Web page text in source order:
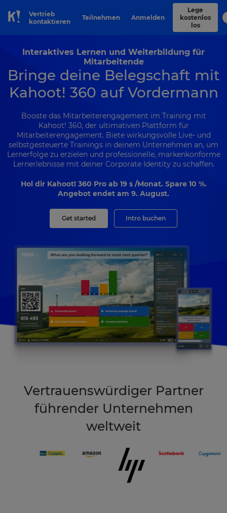
Skip to Page content
Vertrieb
kontaktieren
Teilnehmen Anmelden
Lege
kostenlos
los
Interaktives Lernen und Weiterbildung für
Mitarbeitende
Bringe deine Belegschaft mit
Kahoot! 360 auf Vordermann
Booste das Mitarbeiterengagement im Training mit
Kahoot! 360, der ultimativen Plattform für
Mitarbeiterengagement. Biete wirkungsvolle Live- und
selbstgesteuerte Trainings in deinem Unternehmen an, um
Lernerfolge zu erzielen und professionelle, markenkonforme
Lernerlebnisse mit deiner Corporate Identity zu schaffen.
Hol dir Kahoot! 360 Pro ab 19 $/Monat. Spare 10 %.
Angebot endet am 9. August.
Get started Intro buchen
Vertrauenswürdiger Partner
führender Unternehmen
weltweit